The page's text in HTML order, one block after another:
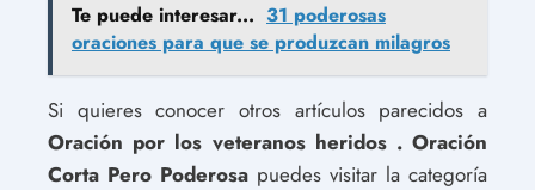
Te puede interesar... 31 poderosas
oraciones para que se produzcan milagros
Si quieres conocer otros artículos parecidos a
Oración por los veteranos heridos . Oración
Corta Pero Poderosa puedes visitar la categoría